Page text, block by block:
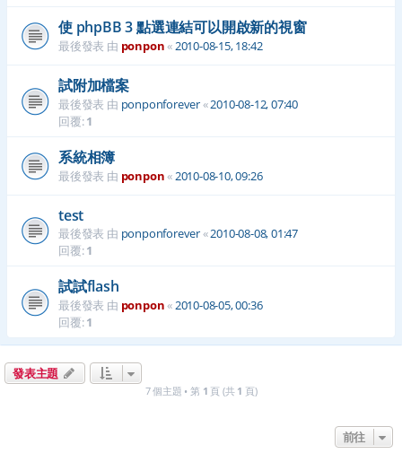
使 phpBB 3 點選連結可以開啟新的視窗
最後發表 由 ponpon«2010-08-15, 18:42
試附加檔案
最後發表 由 ponponforever«2010-08-12, 07:40
回覆:1
系統相簿
最後發表 由 ponpon«2010-08-10, 09:26
test
最後發表 由 ponponforever«2010-08-08, 01:47
回覆:1
試試flash
最後發表 由 ponpon«2010-08-05, 00:36
回覆:1
發表主題
7 個主題 • 第 1 頁 (共 1 頁)
前往